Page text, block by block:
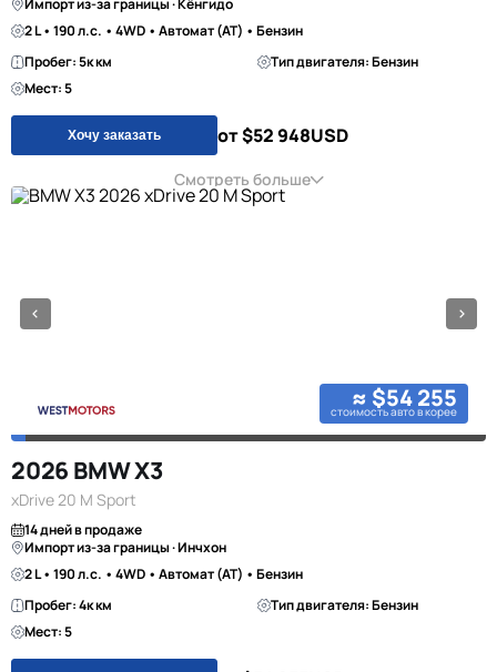
Импорт из-за границы · Кёнгидо
2 L • 190 л.с. • 4WD • Автомат (AT) • Бензин
Пробег: 5к км
Тип двигателя: Бензин
Мест: 5
Хочу заказать от $52 948USD
Смотреть больше
≈ $54 255
стоимость авто в корее
2026 BMW X3
xDrive 20 M Sport
14 дней в продаже
Импорт из-за границы · Инчхон
2 L • 190 л.с. • 4WD • Автомат (AT) • Бензин
Пробег: 4к км
Тип двигателя: Бензин
Мест: 5